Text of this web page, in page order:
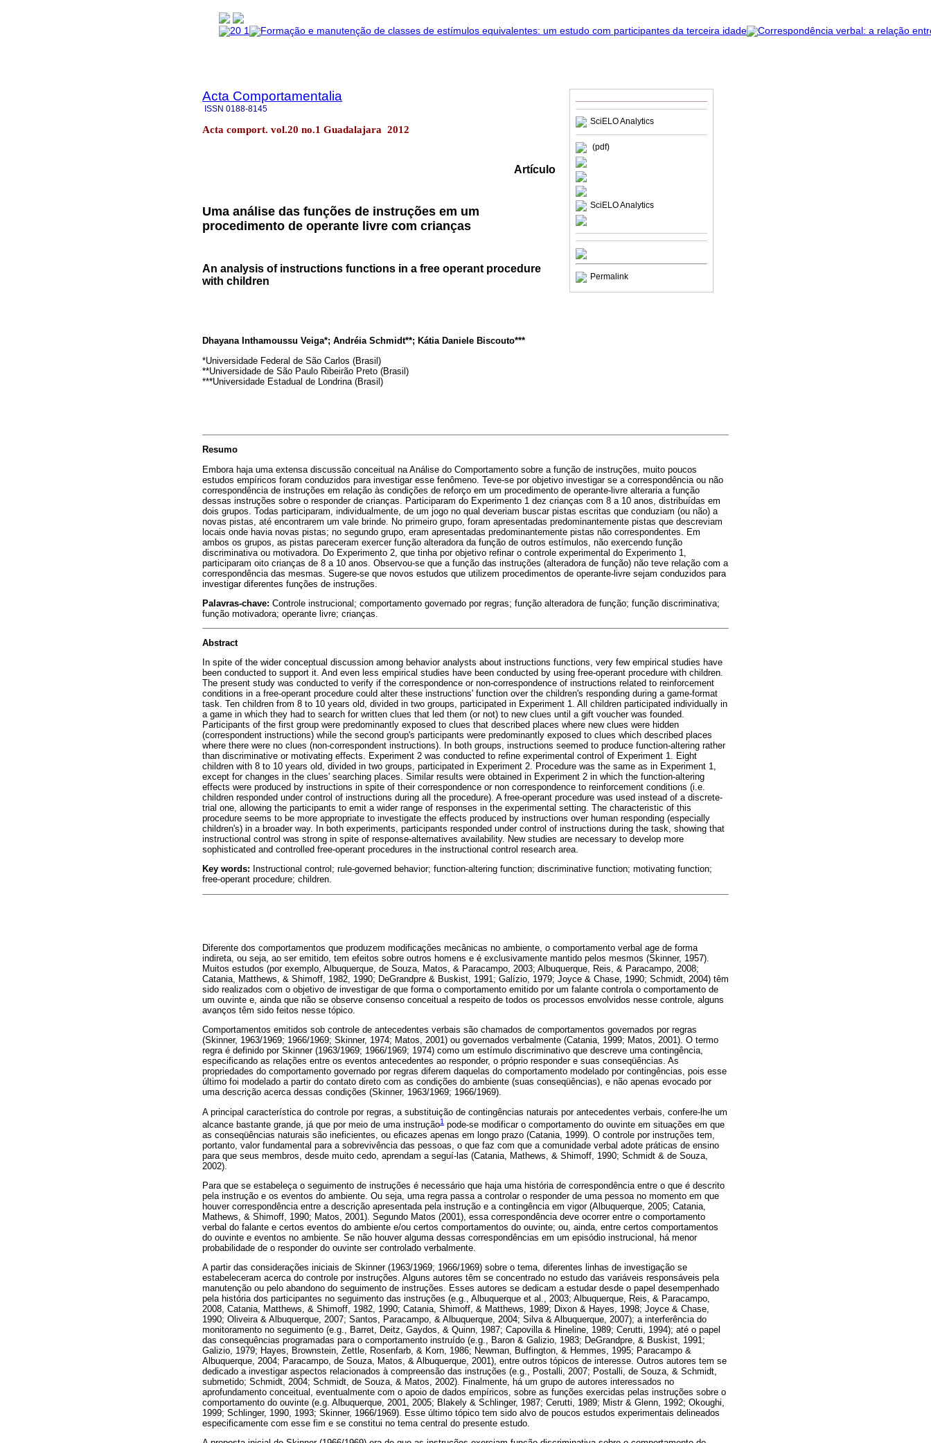
SciELO Analytics
(pdf)
SciELO Analytics
Permalink
Acta Comportamentalia
ISSN 0188-8145
Acta comport. vol.20 no.1 Guadalajara 2012
Artículo
Uma análise das funções de instruções em um
procedimento de operante livre com crianças
An analysis of instructions functions in a free operant procedure
with children
Dhayana Inthamoussu Veiga*; Andréia Schmidt**; Kátia Daniele Biscouto***
*Universidade Federal de São Carlos (Brasil)
**Universidade de São Paulo Ribeirão Preto (Brasil)
***Universidade Estadual de Londrina (Brasil)
Resumo
Embora haja uma extensa discussão conceitual na Análise do Comportamento sobre a função de instruções, muito poucos
estudos empíricos foram conduzidos para investigar esse fenômeno. Teve-se por objetivo investigar se a correspondência ou não
correspondência de instruções em relação às condições de reforço em um procedimento de operante-livre alteraria a função
dessas instruções sobre o responder de crianças. Participaram do Experimento 1 dez crianças com 8 a 10 anos, distribuídas em
dois grupos. Todas participaram, individualmente, de um jogo no qual deveriam buscar pistas escritas que conduziam (ou não) a
novas pistas, até encontrarem um vale brinde. No primeiro grupo, foram apresentadas predominantemente pistas que descreviam
locais onde havia novas pistas; no segundo grupo, eram apresentadas predominantemente pistas não correspondentes. Em
ambos os grupos, as pistas pareceram exercer função alteradora da função de outros estímulos, não exercendo função
discriminativa ou motivadora. Do Experimento 2, que tinha por objetivo refinar o controle experimental do Experimento 1,
participaram oito crianças de 8 a 10 anos. Observou-se que a função das instruções (alteradora de função) não teve relação com a
correspondência das mesmas. Sugere-se que novos estudos que utilizem procedimentos de operante-livre sejam conduzidos para
investigar diferentes funções de instruções.
Palavras-chave: Controle instrucional; comportamento governado por regras; função alteradora de função; função discriminativa;
função motivadora; operante livre; crianças.
Abstract
In spite of the wider conceptual discussion among behavior analysts about instructions functions, very few empirical studies have
been conducted to support it. And even less empirical studies have been conducted by using free-operant procedure with children.
The present study was conducted to verify if the correspondence or non-correspondence of instructions related to reinforcement
conditions in a free-operant procedure could alter these instructions' function over the children's responding during a game-format
task. Ten children from 8 to 10 years old, divided in two groups, participated in Experiment 1. All children participated individually in
a game in which they had to search for written clues that led them (or not) to new clues until a gift voucher was founded.
Participants of the first group were predominantly exposed to clues that described places where new clues were hidden
(correspondent instructions) while the second group's participants were predominantly exposed to clues which described places
where there were no clues (non-correspondent instructions). In both groups, instructions seemed to produce function-altering rather
than discriminative or motivating effects. Experiment 2 was conducted to refine experimental control of Experiment 1. Eight
children with 8 to 10 years old, divided in two groups, participated in Experiment 2. Procedure was the same as in Experiment 1,
except for changes in the clues' searching places. Similar results were obtained in Experiment 2 in which the function-altering
effects were produced by instructions in spite of their correspondence or non correspondence to reinforcement conditions (i.e.
children responded under control of instructions during all the procedure). A free-operant procedure was used instead of a discrete-
trial one, allowing the participants to emit a wider range of responses in the experimental setting. The characteristic of this
procedure seems to be more appropriate to investigate the effects produced by instructions over human responding (especially
children's) in a broader way. In both experiments, participants responded under control of instructions during the task, showing that
instructional control was strong in spite of response-alternatives availability. New studies are necessary to develop more
sophisticated and controlled free-operant procedures in the instructional control research area.
Key words: Instructional control; rule-governed behavior; function-altering function; discriminative function; motivating function;
free-operant procedure; children.
Diferente dos comportamentos que produzem modificações mecânicas no ambiente, o comportamento verbal age de forma
indireta, ou seja, ao ser emitido, tem efeitos sobre outros homens e é exclusivamente mantido pelos mesmos (Skinner, 1957).
Muitos estudos (por exemplo, Albuquerque, de Souza, Matos, & Paracampo, 2003; Albuquerque, Reis, & Paracampo, 2008;
Catania, Matthews, & Shimoff, 1982, 1990; DeGrandpre & Buskist, 1991; Galízio, 1979; Joyce & Chase, 1990; Schmidt, 2004) têm
sido realizados com o objetivo de investigar de que forma o comportamento emitido por um falante controla o comportamento de
um ouvinte e, ainda que não se observe consenso conceitual a respeito de todos os processos envolvidos nesse controle, alguns
avanços têm sido feitos nesse tópico.
Comportamentos emitidos sob controle de antecedentes verbais são chamados de comportamentos governados por regras
(Skinner, 1963/1969; 1966/1969; Skinner, 1974; Matos, 2001) ou governados verbalmente (Catania, 1999; Matos, 2001). O termo
regra é definido por Skinner (1963/1969; 1966/1969; 1974) como um estímulo discriminativo que descreve uma contingência,
especificando as relações entre os eventos antecedentes ao responder, o próprio responder e suas conseqüências. As
propriedades do comportamento governado por regras diferem daquelas do comportamento modelado por contingências, pois esse
último foi modelado a partir do contato direto com as condições do ambiente (suas conseqüências), e não apenas evocado por
uma descrição acerca dessas condições (Skinner, 1963/1969; 1966/1969).
A principal característica do controle por regras, a substituição de contingências naturais por antecedentes verbais, confere-lhe um
alcance bastante grande, já que por meio de uma instrução1 pode-se modificar o comportamento do ouvinte em situações em que
as conseqüências naturais são ineficientes, ou eficazes apenas em longo prazo (Catania, 1999). O controle por instruções tem,
portanto, valor fundamental para a sobrevivência das pessoas, o que faz com que a comunidade verbal adote práticas de ensino
para que seus membros, desde muito cedo, aprendam a seguí-las (Catania, Mathews, & Shimoff, 1990; Schmidt & de Souza,
2002).
Para que se estabeleça o seguimento de instruções é necessário que haja uma história de correspondência entre o que é descrito
pela instrução e os eventos do ambiente. Ou seja, uma regra passa a controlar o responder de uma pessoa no momento em que
houver correspondência entre a descrição apresentada pela instrução e a contingência em vigor (Albuquerque, 2005; Catania,
Mathews, & Shimoff, 1990; Matos, 2001). Segundo Matos (2001), essa correspondência deve ocorrer entre o comportamento
verbal do falante e certos eventos do ambiente e/ou certos comportamentos do ouvinte; ou, ainda, entre certos comportamentos
do ouvinte e eventos no ambiente. Se não houver alguma dessas correspondências em um episódio instrucional, há menor
probabilidade de o responder do ouvinte ser controlado verbalmente.
A partir das considerações iniciais de Skinner (1963/1969; 1966/1969) sobre o tema, diferentes linhas de investigação se
estabeleceram acerca do controle por instruções. Alguns autores têm se concentrado no estudo das variáveis responsáveis pela
manutenção ou pelo abandono do seguimento de instruções. Esses autores se dedicam a estudar desde o papel desempenhado
pela história dos participantes no seguimento das instruções (e.g., Albuquerque et al., 2003; Albuquerque, Reis, & Paracampo,
2008, Catania, Matthews, & Shimoff, 1982, 1990; Catania, Shimoff, & Matthews, 1989; Dixon & Hayes, 1998; Joyce & Chase,
1990; Oliveira & Albuquerque, 2007; Santos, Paracampo, & Albuquerque, 2004; Silva & Albuquerque, 2007); a interferência do
monitoramento no seguimento (e.g., Barret, Deitz, Gaydos, & Quinn, 1987; Capovilla & Hineline, 1989; Cerutti, 1994); até o papel
das consequências programadas para o comportamento instruído (e.g., Baron & Galizio, 1983; DeGrandpre, & Buskist, 1991;
Galizio, 1979; Hayes, Brownstein, Zettle, Rosenfarb, & Korn, 1986; Newman, Buffington, & Hemmes, 1995; Paracampo &
Albuquerque, 2004; Paracampo, de Souza, Matos, & Albuquerque, 2001), entre outros tópicos de interesse. Outros autores tem se
dedicado a investigar aspectos relacionados à compreensão das instruções (e.g., Postalli, 2007; Postalli, de Souza, & Schmidt,
submetido; Schmidt, 2004; Schmidt, de Souza, & Matos, 2002). Finalmente, há um grupo de autores interessados no
aprofundamento conceitual, eventualmente com o apoio de dados empíricos, sobre as funções exercidas pelas instruções sobre o
comportamento do ouvinte (e.g. Albuquerque, 2001, 2005; Blakely & Schlinger, 1987; Cerutti, 1989; Mistr & Glenn, 1992; Okoughi,
1999; Schlinger, 1990, 1993; Skinner, 1966/1969). Esse último tópico tem sido alvo de poucos estudos experimentais delineados
especificamente com esse fim e se constitui no tema central do presente estudo.